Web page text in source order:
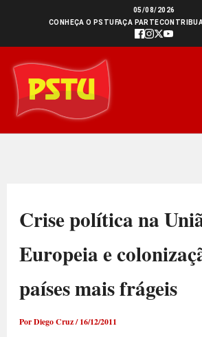
conteúdo
05/08/2026
CONHEÇA O PSTU FAÇA PARTE
Crise política na
Europeia e
países mais frágeis
PorDiego Cruz/16/12/2011